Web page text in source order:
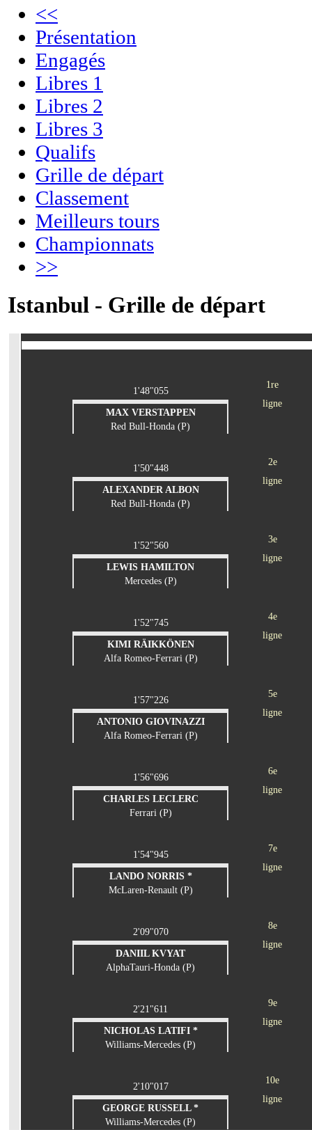
<<
Présentation
Engagés
Libres 1
Libres 2
Libres 3
Qualifs
Grille de départ
Classement
Meilleurs tours
Championnats
>>
Istanbul - Grille de départ
1re
ligne
1'48"055
MAX VERSTAPPEN
Red Bull-Honda (P)
2e
ligne
1'50"448
ALEXANDER ALBON
Red Bull-Honda (P)
3e
ligne
1'52"560
LEWIS HAMILTON
Mercedes (P)
4e
ligne
1'52"745
KIMI RÄIKKÖNEN
Alfa Romeo-Ferrari (P)
5e
ligne
1'57"226
ANTONIO GIOVINAZZI
Alfa Romeo-Ferrari (P)
6e
ligne
1'56"696
CHARLES LECLERC
Ferrari (P)
7e
ligne
1'54"945
LANDO NORRIS *
McLaren-Renault (P)
8e
ligne
2'09"070
DANIIL KVYAT
AlphaTauri-Honda (P)
9e
ligne
2'21"611
NICHOLAS LATIFI *
Williams-Mercedes (P)
10e
ligne
2'10"017
GEORGE RUSSELL *
Williams-Mercedes (P)